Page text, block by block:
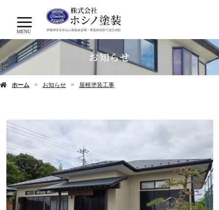
MENU
お知らせ
ホーム お知らせ 屋根塗装工事